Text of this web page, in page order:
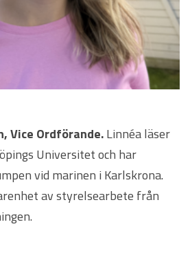
Vice Ordförande.Linnéa läser
Universitet och har
vid marinen i Karlskrona.
av styrelsearbete från